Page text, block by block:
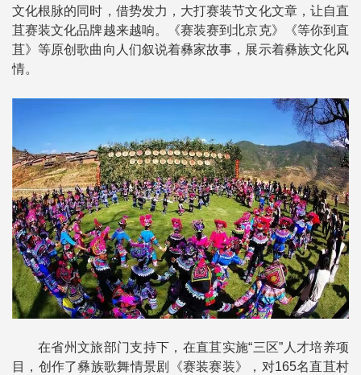
文化根脉的同时，借势发力，大打赛装节文化文章，让自直
苴赛装文化品牌越来越响。《赛装赛到北京克》《等你到直
苴》等原创歌曲向人们叙说着彝家故事，展示着彝族文化风
情。
在省州文旅部门支持下，在直苴实施“三区”人才培养项
目，创作了彝族歌舞情景剧《赛装赛装》，对165名直苴村